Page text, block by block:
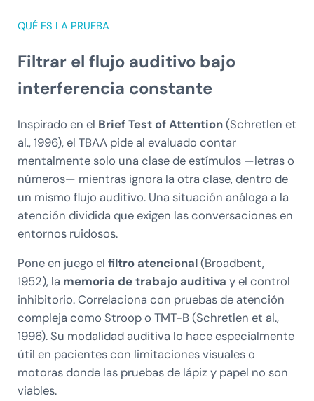
QUÉ ES LA PRUEBA
Filtrar el flujo auditivo bajo
interferencia constante
Inspirado en el Brief Test of Attention(Schretlen et
al., 1996), el TBAA pide al evaluado contar
mentalmente solo una clase de estímulos —letras o
números— mientras ignora la otra clase, dentro de
un mismo flujo auditivo. Una situación análoga a la
atención dividida que exigen las conversaciones en
entornos ruidosos.
Pone en juego el filtro atencional(Broadbent,
1952), la memoria de trabajo auditiva y el control
inhibitorio. Correlaciona con pruebas de atención
compleja como Stroop o TMT-B (Schretlen et al.,
1996). Su modalidad auditiva lo hace especialmente
útil en pacientes con limitaciones visuales o
motoras donde las pruebas de lápiz y papel no son
viables.